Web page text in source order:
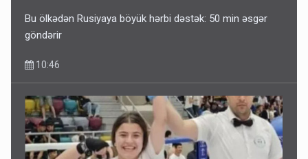
Bu ölkədən Rusiyaya böyük hərbi dəstək: 50 min əsgər
göndərir
10:46